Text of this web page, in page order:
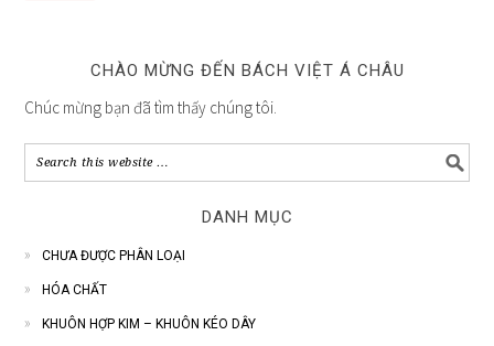
CHÀO MỪNG ĐẾN BÁCH VIỆT Á CHÂU
Chúc mừng bạn đã tìm thấy chúng tôi.
DANH MỤC
CHƯA ĐƯỢC PHÂN LOẠI
HÓA CHẤT
KHUÔN HỢP KIM – KHUÔN KÉO DÂY